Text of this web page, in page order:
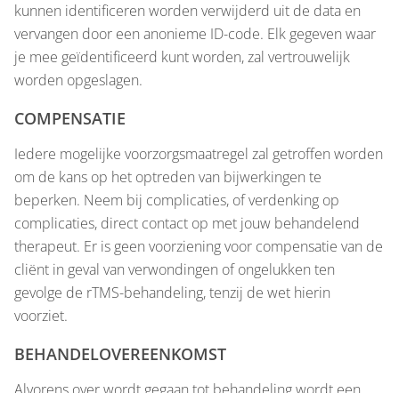
kunnen identificeren worden verwijderd uit de data en
vervangen door een anonieme ID-code. Elk gegeven waar
je mee geïdentificeerd kunt worden, zal vertrouwelijk
worden opgeslagen.
COMPENSATIE
Iedere mogelijke voorzorgsmaatregel zal getroffen worden
om de kans op het optreden van bijwerkingen te
beperken. Neem bij complicaties, of verdenking op
complicaties, direct contact op met jouw behandelend
therapeut. Er is geen voorziening voor compensatie van de
cliënt in geval van verwondingen of ongelukken ten
gevolge de rTMS-behandeling, tenzij de wet hierin
voorziet.
BEHANDELOVEREENKOMST